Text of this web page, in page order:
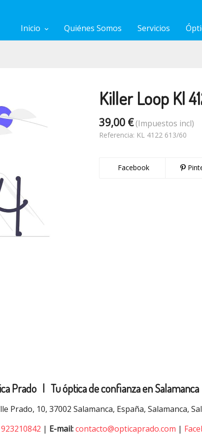
Inicio Quiénes Somos Servicios
Killer Loop Kl
39,00 €(Impuestos incl)
Referencia: KL 4122 613/60
Facebook
Prado | Tu óptica de confianza en Salamanca
Prado, 10, 37002 Salamanca, España, Salamanca,
923210842 | E-mail:contacto@opticaprado.com |